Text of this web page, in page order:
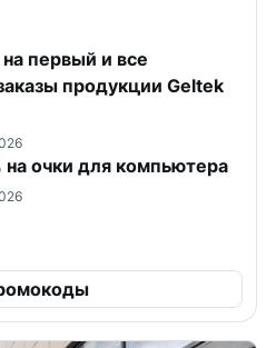
первый и все
продукции Geltek
очки для компьютера